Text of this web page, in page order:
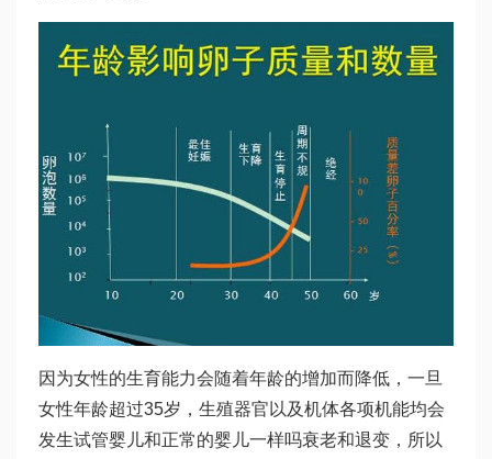
因为女性的生育能力会随着年龄的增加而降低，一旦
女性年龄超过35岁，生殖器官以及机体各项机能均会
发生试管婴儿和正常的婴儿一样吗衰老和退变，所以